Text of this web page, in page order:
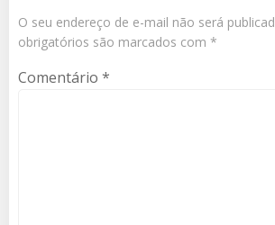
O seu endereço de e-mail não será
obrigatórios são marcados com *
Comentário *